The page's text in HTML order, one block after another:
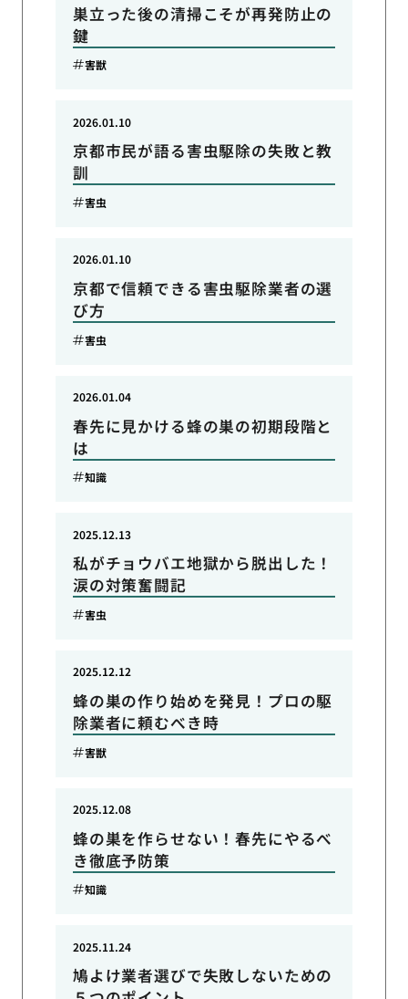
巣立った後の清掃こそが再発防止の
鍵
害獣
京都市民が語る害虫駆除の失敗と教
訓
2026.01.10
害虫
京都で信頼できる害虫駆除業者の選
び方
2026.01.10
害虫
春先に見かける蜂の巣の初期段階と
は
2026.01.04
知識
私がチョウバエ地獄から脱出した！
涙の対策奮闘記
2025.12.13
害虫
蜂の巣の作り始めを発見！プロの駆
除業者に頼むべき時
2025.12.12
害獣
蜂の巣を作らせない！春先にやるべ
き徹底予防策
2025.12.08
知識
鳩よけ業者選びで失敗しないための
2025.11.24